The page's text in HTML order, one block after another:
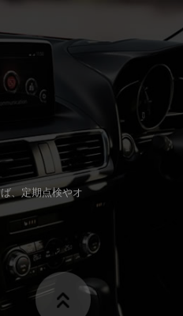
、定期点検やオ